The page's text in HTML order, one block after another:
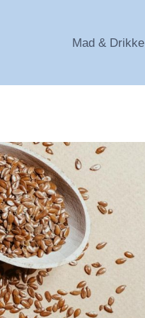
Mad & Drikke